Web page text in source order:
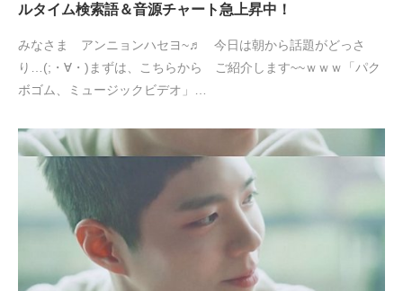
ルタイム検索語＆音源チャート急上昇中！
みなさま アンニョンハセヨ~♬ 今日は朝から話題がどっさ
り…(;・∀・)まずは、こちらから ご紹介します~~ｗｗｗ「パク
ボゴム、ミュージックビデオ」…